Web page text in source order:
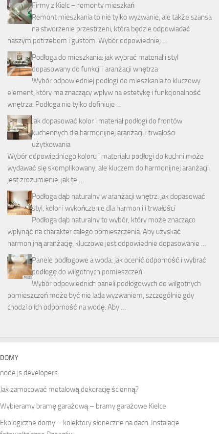
Firmy z Kielc – remonty mieszkań
Remont mieszkania to nie tylko wyzwanie, ale także szansa
na stworzenie przestrzeni, która będzie odpowiadać
naszym potrzebom i gustom. Wybór odpowiedniej …
Podłoga do mieszkania: jak wybrać materiał i styl
dopasowany do funkcji i aranżacji wnętrza
Wybór odpowiedniej podłogi do mieszkania to kluczowy
element, który ma znaczący wpływ na estetykę i funkcjonalność
wnętrza. Podłoga nie tylko definiuje …
Jak dopasować kolor i materiał podłogi do frontów
kuchennych dla harmonijnej aranżacji i trwałości
użytkowania
Wybór odpowiedniego koloru i materiału podłogi do kuchni może
wydawać się skomplikowany, ale kluczem do harmonijnej aranżacji
jest zrozumienie, jak te …
Podłoga dąb naturalny w aranżacji wnętrz: jak dopasować
styl, kolor i wykończenie dla harmonii i trwałości
Podłoga dąb naturalny to wybór, który może znacząco
wpłynąć na charakter całego pomieszczenia. Aby uzyskać
harmonijną aranżację, kluczowe jest odpowiednie dopasowanie …
Panele podłogowe a woda: jak ocenić odporność i wybrać
podłogę do wilgotnych pomieszczeń
Wybór odpowiednich paneli podłogowych do wilgotnych
pomieszczeń może być nie lada wyzwaniem, szczególnie gdy
chodzi o ich odporność na wodę. Aby …
DOMY
node js developers
Jak zamocować metalową dekorację ścienną?
Wybieramy bramę garażową – bramy garażowe Kielce
Ekologiczne domy – kolektory słoneczne na dach. Instalacje